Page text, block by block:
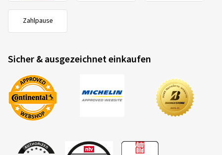
Zahlpause
Sicher & ausgezeichnet einkaufen